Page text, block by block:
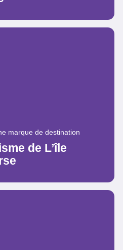
marque de destination
de L’île